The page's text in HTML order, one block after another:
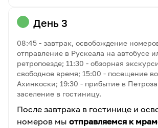
День 3
08:45 - завтрак, освобождение
отправление в Рускеала на автобусе
ретропоезде; 11:30 - обзорная
свободное время; 15:00 - посещение
Ахинкоски; 19:30 - прибытие в
заселение в гостиницу.
После завтрака в гостинице и
номеров мы отправляемся к